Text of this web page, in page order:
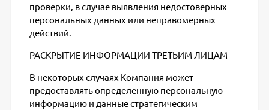
проверки, в случае выявления недостоверных
персональных данных или неправомерных
действий.
РАСКРЫТИЕ ИНФОРМАЦИИ ТРЕТЬИМ ЛИЦАМ
В некоторых случаях Компания может
предоставлять определенную персональную
информацию и данные стратегическим